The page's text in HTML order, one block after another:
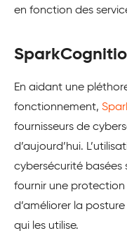
en fonction des
En aidant une
fonctionnement,
fournisseurs de
d’aujourd’hui.
cybersécurité basées
fournir une
d’améliorer la
qui les utilise.